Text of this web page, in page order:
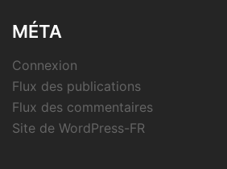
MÉTA
Connexion
Flux des publications
Flux des commentaires
Site de WordPress-FR